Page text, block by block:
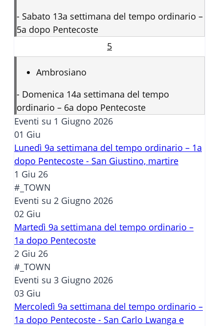
- Sabato 13a settimana del tempo ordinario –
5a dopo Pentecoste
5
Ambrosiano
- Domenica 14a settimana del tempo
ordinario – 6a dopo Pentecoste
Eventi su 1 Giugno 2026
01 Giu
Lunedì 9a settimana del tempo ordinario – 1a
dopo Pentecoste - San Giustino, martire
1 Giu 26
#_TOWN
Eventi su 2 Giugno 2026
02 Giu
Martedì 9a settimana del tempo ordinario –
1a dopo Pentecoste
2 Giu 26
#_TOWN
Eventi su 3 Giugno 2026
03 Giu
Mercoledì 9a settimana del tempo ordinario –
1a dopo Pentecoste - San Carlo Lwanga e